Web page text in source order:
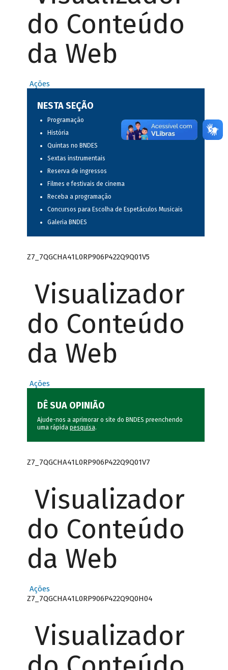
do Conteúdo
da Web
Ações
NESTA SEÇÃO
Programação
História
Quintas no BNDES
Sextas instrumentais
Reserva de ingressos
Filmes e festivais de cinema
Receba a programação
Concursos para Escolha de Espetáculos Musicais
Galeria BNDES
Z7_7QGCHA41L0RP906P422Q9Q01V5
Visualizador
do Conteúdo
da Web
Ações
DÊ SUA OPINIÃO
Ajude-nos a aprimorar o site do BNDES preenchendo
uma rápida pesquisa.
Z7_7QGCHA41L0RP906P422Q9Q01V7
Visualizador
do Conteúdo
da Web
Ações
Z7_7QGCHA41L0RP906P422Q9Q0H04
Visualizador